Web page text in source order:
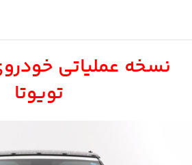
نسخه عملیاتی
تویوتا